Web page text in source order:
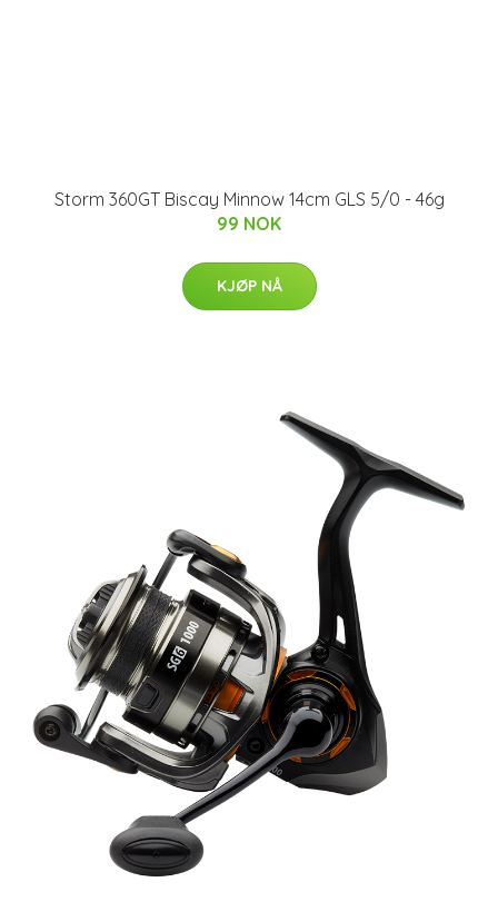
Storm 360GT Biscay Minnow 14cm GLS 5/0 - 46g
99 NOK
KJØP NÅ